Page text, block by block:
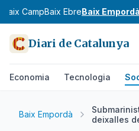
Baix CampBaix EbreBaix Empordà
Diari de Catalunya
Economia Tecnologia
Baix Empordà
deixalles